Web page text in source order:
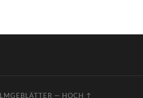
— HOCH ↑